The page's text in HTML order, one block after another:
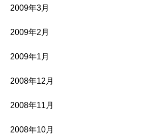
2009年3月
2009年2月
2009年1月
2008年12月
2008年11月
2008年10月